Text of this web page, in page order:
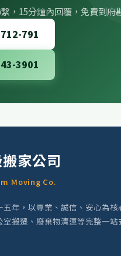
，15分鐘內回覆，免費到府
791
3901
家公司
Moving Co.
年，以專業、誠信、安心為核
搬遷、廢棄物清運等完整一站